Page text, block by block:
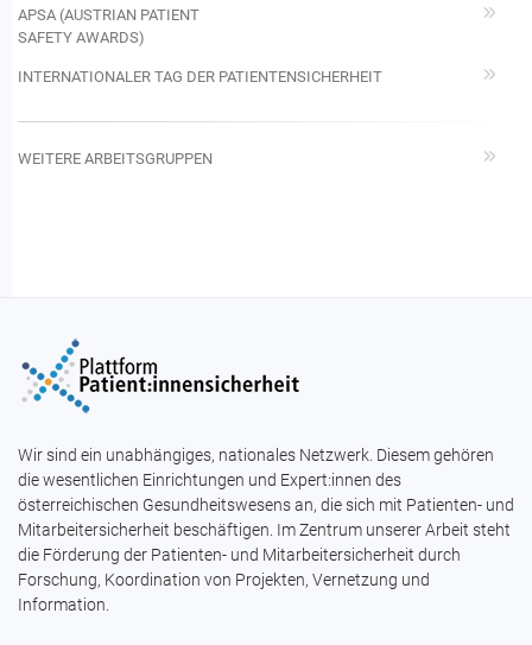
APSA (AUSTRIAN PATIENT
SAFETY AWARDS)
INTERNATIONALER TAG DER PATIENTENSICHERHEIT
WEITERE ARBEITSGRUPPEN
Wir sind ein unabhängiges, nationales Netzwerk. Diesem gehören
die wesentlichen Einrichtungen und Expert:innen des
österreichischen Gesundheitswesens an, die sich mit Patienten- und
Mitarbeitersicherheit beschäftigen. Im Zentrum unserer Arbeit steht
die Förderung der Patienten- und Mitarbeitersicherheit durch
Forschung, Koordination von Projekten, Vernetzung und
Information.